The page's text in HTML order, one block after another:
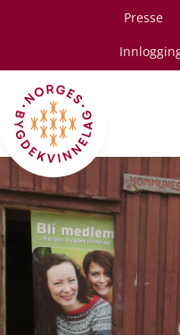
Hopp til hovedinnholdPresse